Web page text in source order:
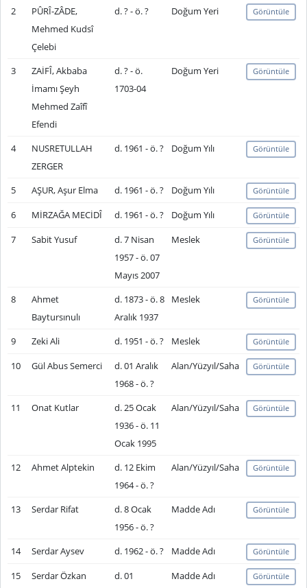
2
PÛRÎ-ZÂDE,
Mehmed Kudsî
Çelebi
d. ? - ö. ? Doğum Yeri Görüntüle
3
ZAİFÎ, Akbaba
İmamı Şeyh
Mehmed Zaîfî
Efendi
d. ? - ö.
1703-04
Doğum Yeri Görüntüle
4
NUSRETULLAH
ZERGER
d. 1961 - ö. ? Doğum Yılı Görüntüle
5 AŞUR, Aşur Elma d. 1961 - ö. ? Doğum Yılı Görüntüle
6 MİRZAĞA MECİDÎ d. 1961 - ö. ? Doğum Yılı Görüntüle
7 Sabit Yusuf
d. 7 Nisan
1957 - ö. 07
Mayıs 2007
Meslek Görüntüle
8
Ahmet
Baytursınulı
d. 1873 - ö. 8
Aralık 1937
Meslek Görüntüle
9 Zeki Ali d. 1951 - ö. ? Meslek Görüntüle
10 Gül Abus Semerci
d. 01 Aralık
1968 - ö. ?
Alan/Yüzyıl/Saha Görüntüle
11 Onat Kutlar
d. 25 Ocak
1936 - ö. 11
Ocak 1995
Alan/Yüzyıl/Saha Görüntüle
12 Ahmet Alptekin
d. 12 Ekim
1964 - ö. ?
Alan/Yüzyıl/Saha Görüntüle
13 Serdar Rifat
d. 8 Ocak
1956 - ö. ?
Madde Adı Görüntüle
14 Serdar Aysev d. 1962 - ö. ? Madde Adı Görüntüle
15 Serdar Özkan
d. 01
Madde Adı Görüntüle